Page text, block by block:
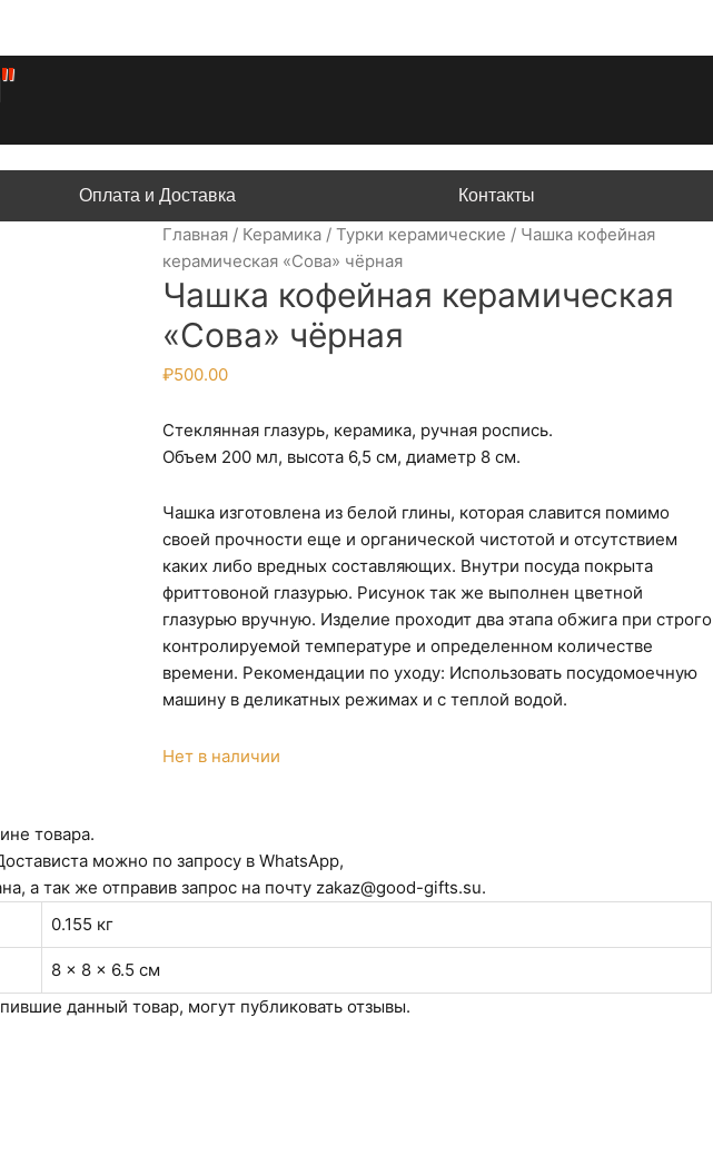
Оплата и Доставка Контакты
Главная/ Керамика/ Турки керамические / Чашка кофейная
керамическая «Сова» чёрная
Чашка кофейная керамическая
«Сова» чёрная
₽500.00
Стеклянная глазурь, керамика, ручная роспись.
Объем 200 мл, высота 6,5 см, диаметр 8 см.
Чашка изготовлена из белой глины, которая славится помимо
своей прочности еще и органической чистотой и отсутствием
каких либо вредных составляющих. Внутри посуда покрыта
фриттовоной глазурью. Рисунок так же выполнен цветной
глазурью вручную. Изделие проходит два этапа обжига при строго
контролируемой температуре и определенном количестве
времени. Рекомендации по уходу: Использовать посудомоечную
машину в деликатных режимах и с теплой водой.
Нет в наличии
товара.
можно по запросу в WhatsApp,
а так же отправив запрос на почту zakaz@good-gifts.su.
0.155 кг
8 × 8 × 6.5 см
данный товар, могут публиковать отзывы.